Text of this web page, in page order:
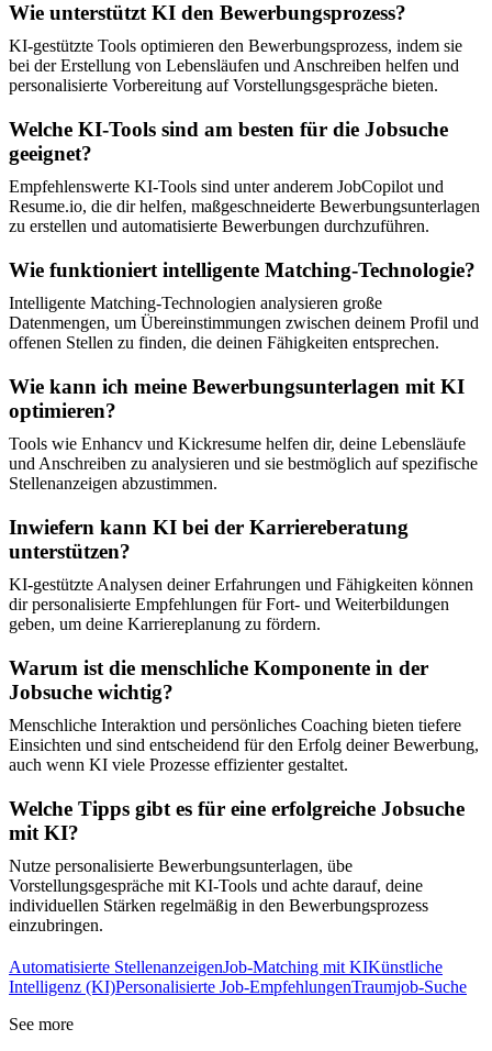
Wie unterstützt KI den Bewerbungsprozess?
KI-gestützte Tools optimieren den Bewerbungsprozess, indem sie
bei der Erstellung von Lebensläufen und Anschreiben helfen und
personalisierte Vorbereitung auf Vorstellungsgespräche bieten.
Welche KI-Tools sind am besten für die Jobsuche
geeignet?
Empfehlenswerte KI-Tools sind unter anderem JobCopilot und
Resume.io, die dir helfen, maßgeschneiderte Bewerbungsunterlagen
zu erstellen und automatisierte Bewerbungen durchzuführen.
Wie funktioniert intelligente Matching-Technologie?
Intelligente Matching-Technologien analysieren große
Datenmengen, um Übereinstimmungen zwischen deinem Profil und
offenen Stellen zu finden, die deinen Fähigkeiten entsprechen.
Wie kann ich meine Bewerbungsunterlagen mit KI
optimieren?
Tools wie Enhancv und Kickresume helfen dir, deine Lebensläufe
und Anschreiben zu analysieren und sie bestmöglich auf spezifische
Stellenanzeigen abzustimmen.
Inwiefern kann KI bei der Karriereberatung
unterstützen?
KI-gestützte Analysen deiner Erfahrungen und Fähigkeiten können
dir personalisierte Empfehlungen für Fort- und Weiterbildungen
geben, um deine Karriereplanung zu fördern.
Warum ist die menschliche Komponente in der
Jobsuche wichtig?
Menschliche Interaktion und persönliches Coaching bieten tiefere
Einsichten und sind entscheidend für den Erfolg deiner Bewerbung,
auch wenn KI viele Prozesse effizienter gestaltet.
Welche Tipps gibt es für eine erfolgreiche Jobsuche
mit KI?
Nutze personalisierte Bewerbungsunterlagen, übe
Vorstellungsgespräche mit KI-Tools und achte darauf, deine
individuellen Stärken regelmäßig in den Bewerbungsprozess
einzubringen.
Automatisierte StellenanzeigenJob-Matching mit KIKünstliche
Intelligenz (KI)Personalisierte Job-EmpfehlungenTraumjob-Suche
See more